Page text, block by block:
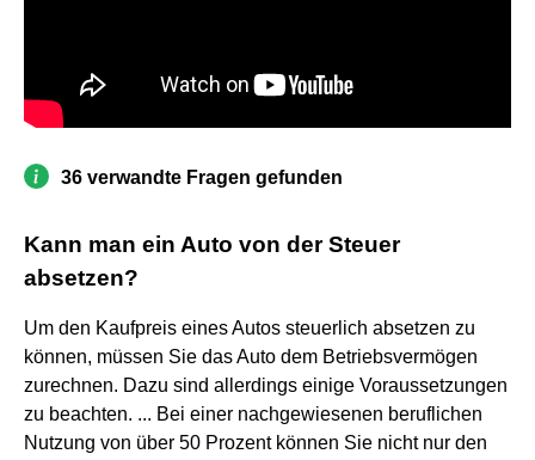
36 verwandte Fragen gefunden
Kann man ein Auto von der Steuer
absetzen?
Um den Kaufpreis eines Autos steuerlich absetzen zu
können, müssen Sie das Auto dem Betriebsvermögen
zurechnen. Dazu sind allerdings einige Voraussetzungen
zu beachten. ... Bei einer nachgewiesenen beruflichen
Nutzung von über 50 Prozent können Sie nicht nur den